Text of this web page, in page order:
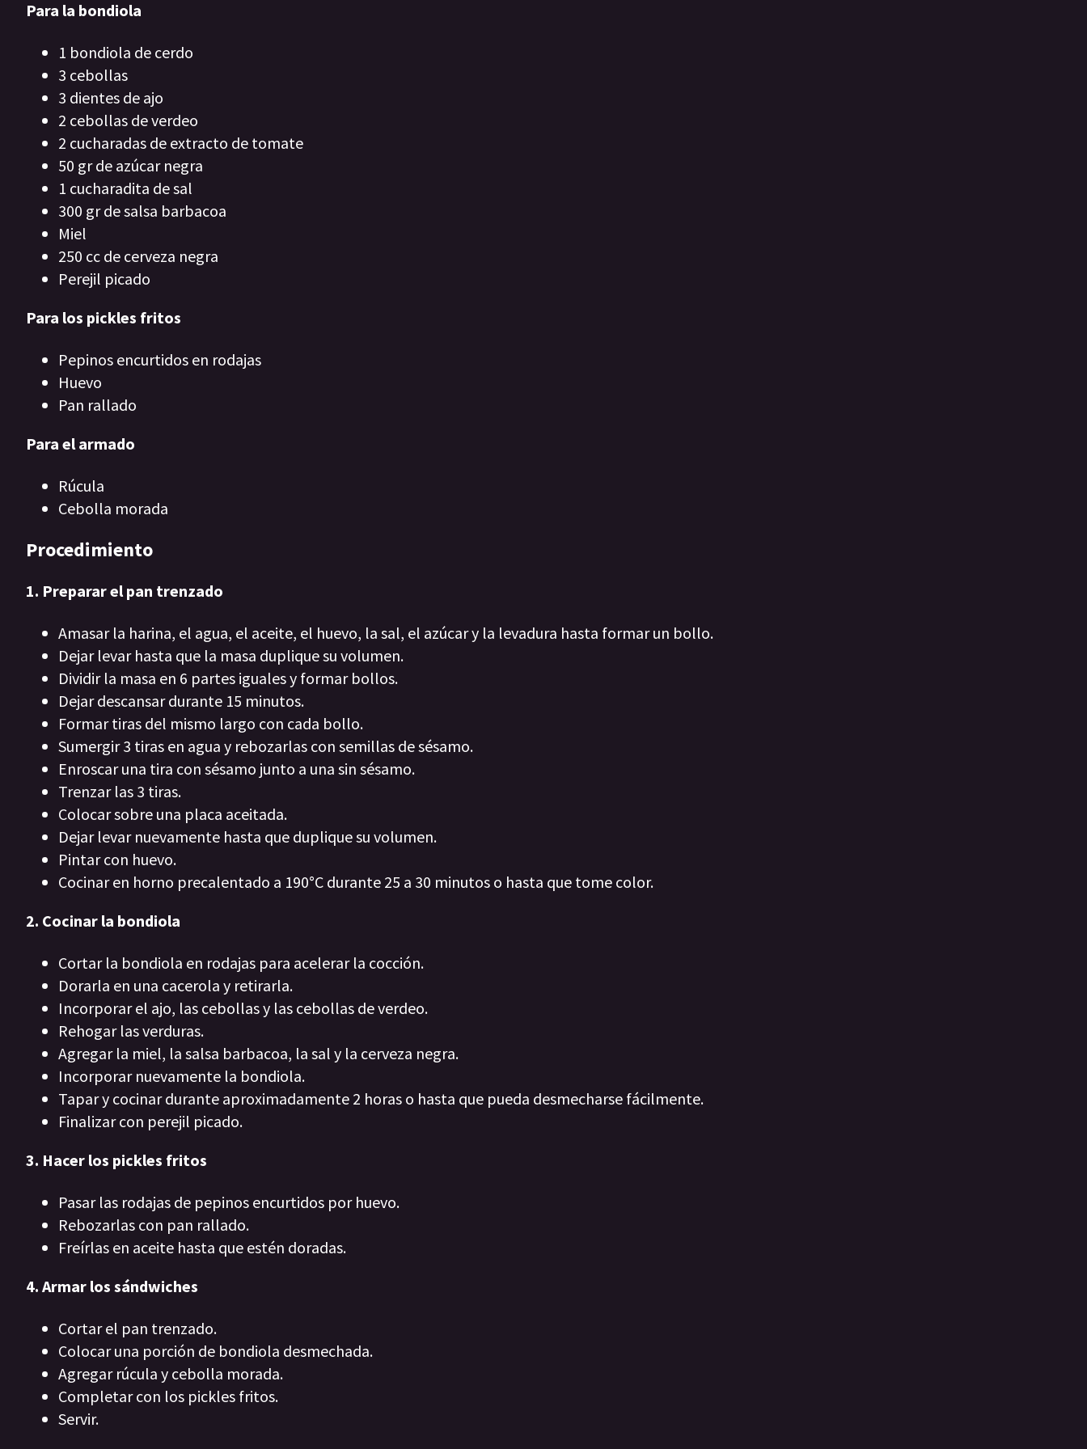
Para la bondiola
1 bondiola de cerdo
3 cebollas
3 dientes de ajo
2 cebollas de verdeo
2 cucharadas de extracto de tomate
50 gr de azúcar negra
1 cucharadita de sal
300 gr de salsa barbacoa
Miel
250 cc de cerveza negra
Perejil picado
Para los pickles fritos
Pepinos encurtidos en rodajas
Huevo
Pan rallado
Para el armado
Rúcula
Cebolla morada
Procedimiento
1. Preparar el pan trenzado
Amasar la harina, el agua, el aceite, el huevo, la sal, el azúcar y la levadura hasta formar un bollo.
Dejar levar hasta que la masa duplique su volumen.
Dividir la masa en 6 partes iguales y formar bollos.
Dejar descansar durante 15 minutos.
Formar tiras del mismo largo con cada bollo.
Sumergir 3 tiras en agua y rebozarlas con semillas de sésamo.
Enroscar una tira con sésamo junto a una sin sésamo.
Trenzar las 3 tiras.
Colocar sobre una placa aceitada.
Dejar levar nuevamente hasta que duplique su volumen.
Pintar con huevo.
Cocinar en horno precalentado a 190°C durante 25 a 30 minutos o hasta que tome color.
2. Cocinar la bondiola
Cortar la bondiola en rodajas para acelerar la cocción.
Dorarla en una cacerola y retirarla.
Incorporar el ajo, las cebollas y las cebollas de verdeo.
Rehogar las verduras.
Agregar la miel, la salsa barbacoa, la sal y la cerveza negra.
Incorporar nuevamente la bondiola.
Tapar y cocinar durante aproximadamente 2 horas o hasta que pueda desmecharse fácilmente.
Finalizar con perejil picado.
3. Hacer los pickles fritos
Pasar las rodajas de pepinos encurtidos por huevo.
Rebozarlas con pan rallado.
Freírlas en aceite hasta que estén doradas.
4. Armar los sándwiches
Cortar el pan trenzado.
Colocar una porción de bondiola desmechada.
Agregar rúcula y cebolla morada.
Completar con los pickles fritos.
Servir.